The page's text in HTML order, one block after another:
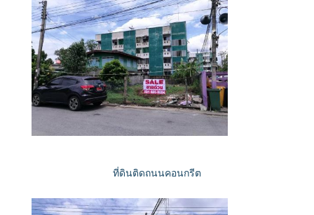
ที่ดินติดถนนคอนกรีต